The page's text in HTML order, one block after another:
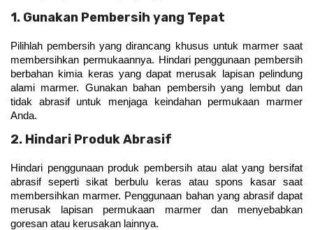
1. Gunakan Pembersih yang Tepat
Pilihlah pembersih yang dirancang khusus untuk marmer saat
membersihkan permukaannya. Hindari penggunaan pembersih
berbahan kimia keras yang dapat merusak lapisan pelindung
alami marmer. Gunakan bahan pembersih yang lembut dan
tidak abrasif untuk menjaga keindahan permukaan marmer
Anda.
2. Hindari Produk Abrasif
Hindari penggunaan produk pembersih atau alat yang bersifat
abrasif seperti sikat berbulu keras atau spons kasar saat
membersihkan marmer. Penggunaan bahan yang abrasif dapat
merusak lapisan permukaan marmer dan menyebabkan
goresan atau kerusakan lainnya.